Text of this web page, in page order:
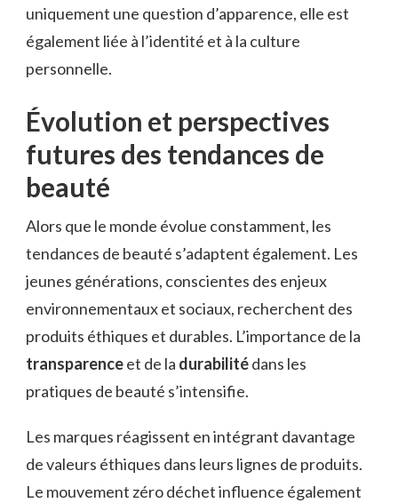
uniquement une question d’apparence, elle est
également liée à l’identité et à la culture
personnelle.
Évolution et perspectives
futures des tendances de
beauté
Alors que le monde évolue constamment, les
tendances de beauté s’adaptent également. Les
jeunes générations, conscientes des enjeux
environnementaux et sociaux, recherchent des
produits éthiques et durables. L’importance de la
transparenceet de la durabilitédans les
pratiques de beauté s’intensifie.
Les marques réagissent en intégrant davantage
de valeurs éthiques dans leurs lignes de produits.
Le mouvement zéro déchet influence également